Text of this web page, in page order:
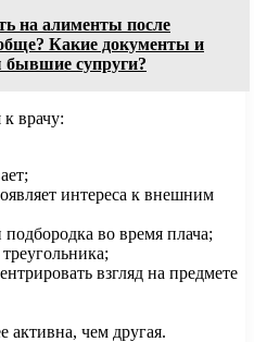
на алименты после
Какие документы и
бывшие супруги?
врачу:
интереса к внешним
во время плача;
взгляд на предмете
активна, чем другая.